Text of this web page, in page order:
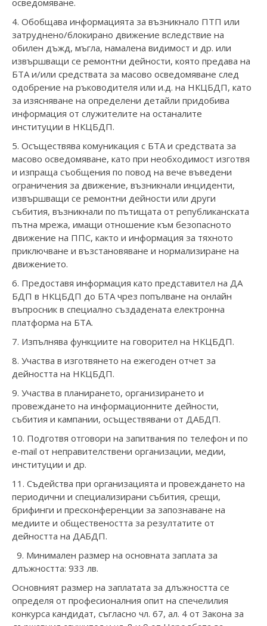
4. Обобщава информацията за възникнало ПТП или
затруднено/блокирано движение вследствие на
обилен дъжд, мъгла, намалена видимост и др. или
извършващи се ремонтни дейности, която предава на
БТА и/или средствата за масово осведомяване след
одобрение на ръководителя или и.д. на НКЦБДП, като
за изясняване на определени детайли придобива
информация от служителите на останалите
институции в НКЦБДП.
5. Осъществява комуникация с БТА и средствата за
масово осведомяване, като при необходимост изготвя
и изпраща съобщения по повод на вече въведени
ограничения за движение, възникнали инциденти,
извършващи се ремонтни дейности или други
събития, възникнали по пътищата от републиканската
пътна мрежа, имащи отношение към безопасното
движение на ППС, както и информация за тяхното
приключване и възстановяване и нормализиране на
движението.
6. Предоставя информация като представител на ДА
БДП в НКЦБДП до БТА чрез попълване на онлайн
въпросник в специално създадената електронна
платформа на БТА.
7. Изпълнява функциите на говорител на НКЦБДП.
8. Участва в изготвянето на ежегоден отчет за
дейността на НКЦБДП.
9. Участва в планирането, организирането и
провеждането на информационните дейности,
събития и кампании, осъществявани от ДАБДП.
10. Подготвя отговори на запитвания по телефон и по
e-mail от неправителствени организации, медии,
институции и др.
11. Съдейства при организацията и провеждането на
периодични и специализирани събития, срещи,
брифинги и пресконференции за запознаване на
медиите и обществеността за резултатите от
дейността на ДАБДП.
9. Минимален размер на основната заплата за
длъжността: 933 лв.
Oсновният размер на заплатата за длъжността се
определя от професионалния опит на спечелилия
конкурса кандидат, съгласно чл. 67, ал. 4 от Закона за